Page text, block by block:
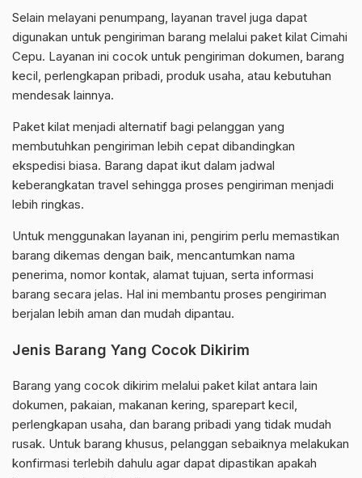
Selain melayani penumpang, layanan travel juga dapat
digunakan untuk pengiriman barang melalui paket kilat Cimahi
Cepu. Layanan ini cocok untuk pengiriman dokumen, barang
kecil, perlengkapan pribadi, produk usaha, atau kebutuhan
mendesak lainnya.
Paket kilat menjadi alternatif bagi pelanggan yang
membutuhkan pengiriman lebih cepat dibandingkan
ekspedisi biasa. Barang dapat ikut dalam jadwal
keberangkatan travel sehingga proses pengiriman menjadi
lebih ringkas.
Untuk menggunakan layanan ini, pengirim perlu memastikan
barang dikemas dengan baik, mencantumkan nama
penerima, nomor kontak, alamat tujuan, serta informasi
barang secara jelas. Hal ini membantu proses pengiriman
berjalan lebih aman dan mudah dipantau.
Jenis Barang Yang Cocok Dikirim
Barang yang cocok dikirim melalui paket kilat antara lain
dokumen, pakaian, makanan kering, sparepart kecil,
perlengkapan usaha, dan barang pribadi yang tidak mudah
rusak. Untuk barang khusus, pelanggan sebaiknya melakukan
konfirmasi terlebih dahulu agar dapat dipastikan apakah